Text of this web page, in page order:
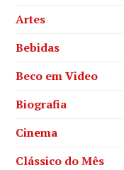
Artes
Bebidas
Beco em Video
Biografia
Cinema
Clássico do Mês